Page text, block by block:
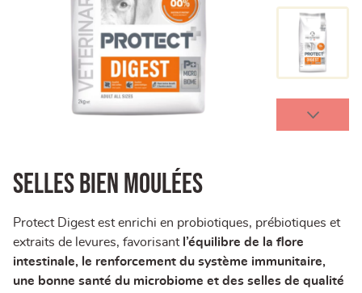
Selles bien moulées
Protect Digest est enrichi en probiotiques, prébiotiques et
extraits de levures, favorisant l’équilibre de la flore
intestinale, le renforcement du système immunitaire,
une bonne santé du microbiome et des selles de qualité